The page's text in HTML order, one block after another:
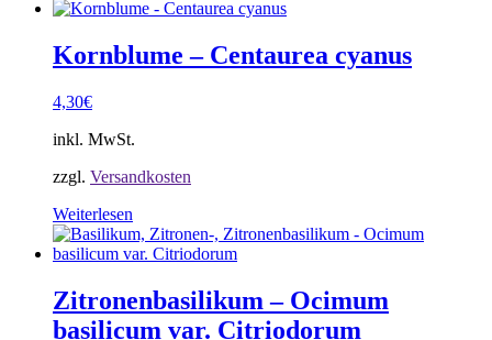
Kornblume – Centaurea cyanus
4,30€
inkl. MwSt.
zzgl. Versandkosten
Weiterlesen
Zitronenbasilikum – Ocimum
basilicum var. Citriodorum